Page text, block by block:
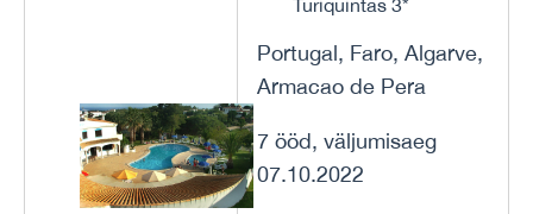
Turiquintas 3*
Portugal, Faro, Algarve,
Armacao de Pera
7 ööd, väljumisaeg
07.10.2022